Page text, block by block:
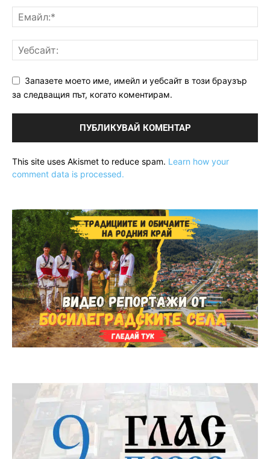
Запазете моето име, имейл и уебсайт в този браузър
за следващия път, когато коментирам.
This site uses Akismet to reduce spam. Learn how your
comment data is processed.